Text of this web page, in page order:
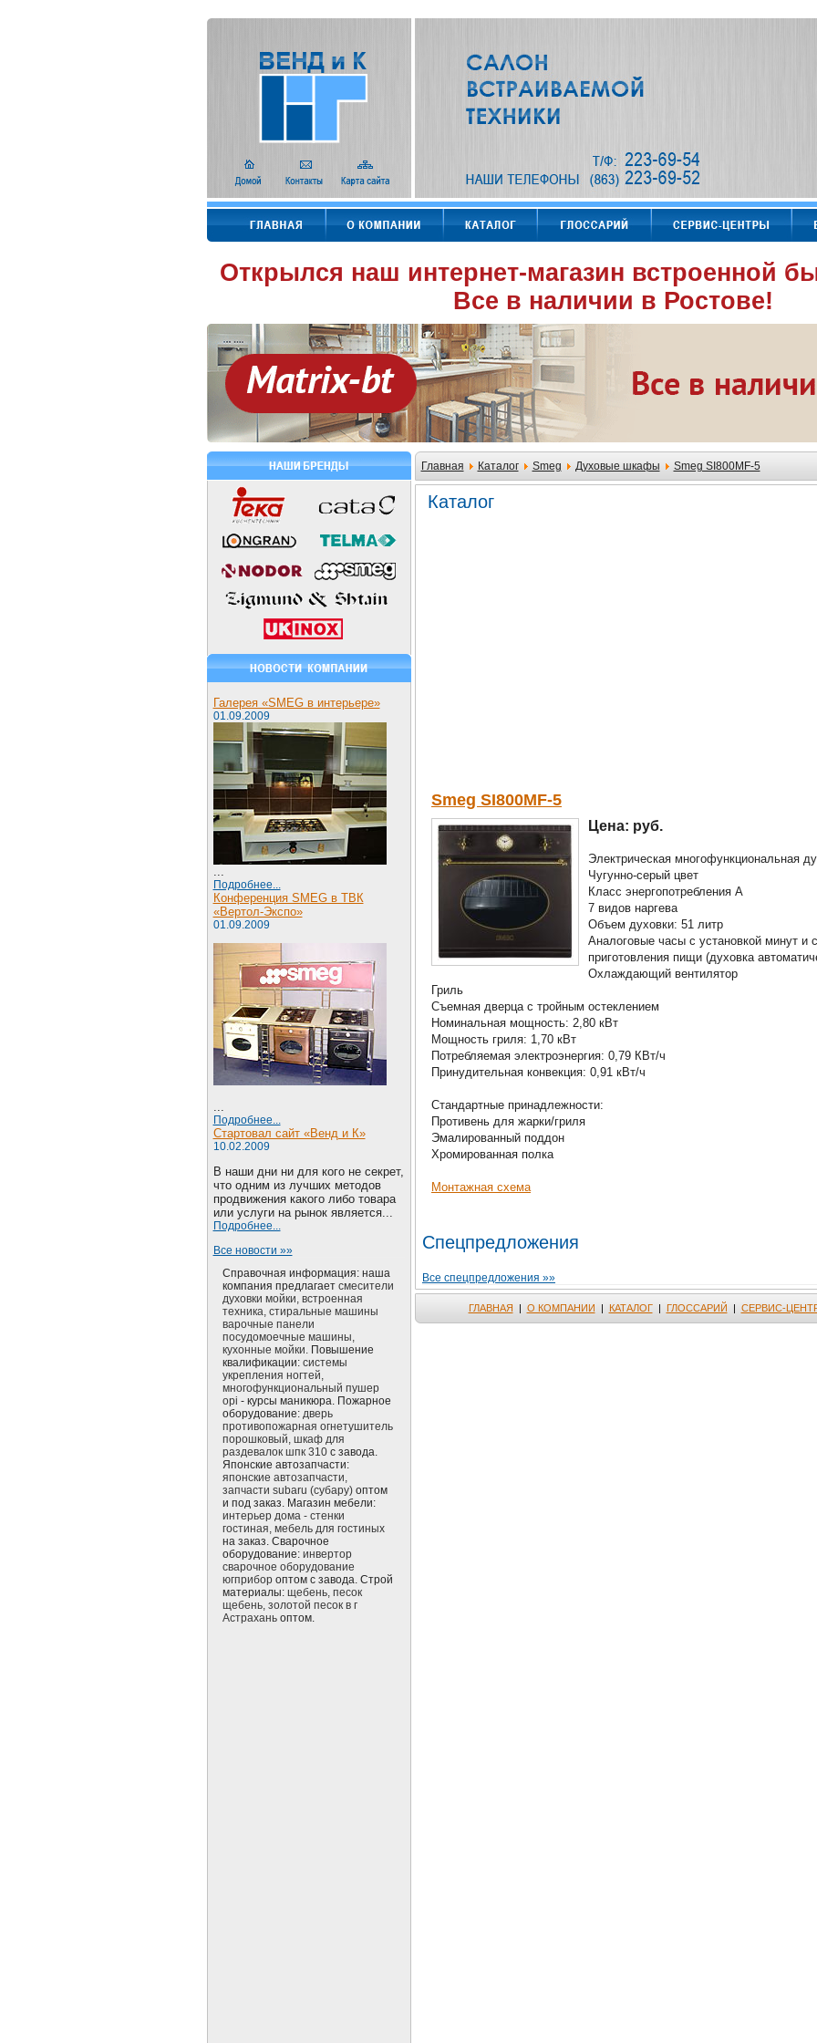
Открылся наш интернет-магазин встроенной
Все в наличии в Ростове!
Главная Каталог Smeg Духовые шкафы Smeg SI800MF-5
Галерея «SMEG в интерьере»
01.09.2009
...
Подробнее...
Конференция SMEG в ТВК
«Вертол-Экспо»
01.09.2009
...
Подробнее...
Стартовал сайт «Венд и К»
10.02.2009
В наши дни ни для кого не секрет,
что одним из лучших методов
продвижения какого либо товара
или услуги на рынок является...
Подробнее...
Все новости »»
Справочная информация: наша
компания предлагает смесители
духовки мойки, встроенная
техника, стиральные машины
варочные панели
посудомоечные машины,
кухонные мойки.Повышение
квалификации: системы
укрепления ногтей,
многофункциональный пушер
opi - курсы маникюра. Пожарное
оборудование: дверь
противопожарная огнетушитель
порошковый, шкаф для
раздевалок шпк 310с завода.
Японские автозапчасти:
японские автозапчасти,
запчасти subaru (субару)оптом
и под заказ. Магазин мебели:
интерьер дома - стенки
гостиная, мебель для гостиных
на заказ. Сварочное
оборудование: инвертор
сварочное оборудование
югприбороптом с завода. Строй
материалы: щебень, песок
щебень, золотой песок в г
Астраханьоптом.
Каталог
Smeg SI800MF-5
Цена: руб.
Электрическая многофункциональная
Чугунно-серый цвет
Класс энергопотребления А
7 видов наргева
Объем духовки: 51 литр
Аналоговые часы с установкой минут и
приготовления пищи (духовка
Охлаждающий вентилятор
Гриль
Съемная дверца с тройным остеклением
Номинальная мощность: 2,80 кВт
Мощность гриля: 1,70 кВт
Потребляемая электроэнергия: 0,79 КВт/ч
Принудительная конвекция: 0,91 кВт/ч
Стандартные принадлежности:
Противень для жарки/гриля
Эмалированный поддон
Хромированная полка
Монтажная схема
Спецпредложения
Все спецпредложения »»
ГЛАВНАЯ | О КОМПАНИИ | КАТАЛОГ| ГЛОССАРИЙ | СЕРВИС-